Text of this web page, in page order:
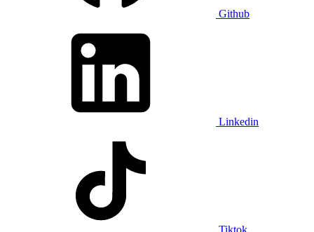
Github
Linkedin
Tiktok